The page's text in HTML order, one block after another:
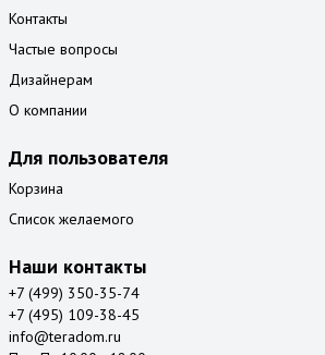
Контакты
Частые вопросы
Дизайнерам
О компании
Для пользователя
Корзина
Список желаемого
Наши контакты
+7 (499) 350-35-74
+7 (495) 109-38-45
info@teradom.ru